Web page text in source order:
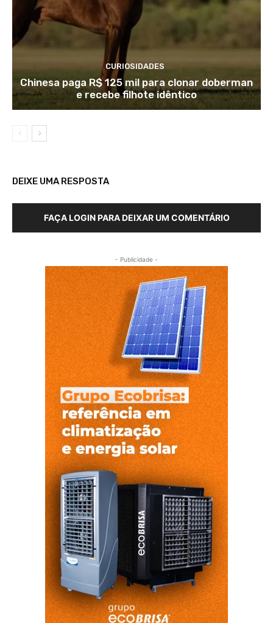
CURIOSIDADES
Chinesa paga R$ 125 mil para clonar doberman
e recebe filhote idêntico
DEIXE UMA RESPOSTA
FAÇA LOGIN PARA DEIXAR UM COMENTÁRIO
- Publicidade -